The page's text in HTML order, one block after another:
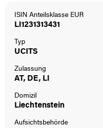
ISIN Anteilsklasse EUR
LI1231313431
Typ
UCITS
Zulassung
AT, DE, LI
Domizil
Liechtenstein
Aufsichtsbehörde